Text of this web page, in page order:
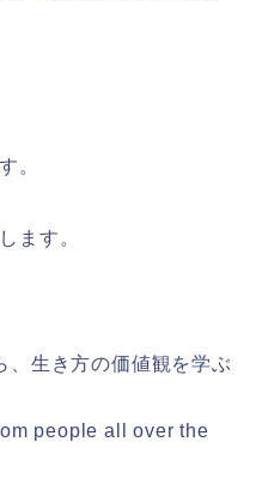
。
ます。
、生き方の価値観を学ぶ
people all over the